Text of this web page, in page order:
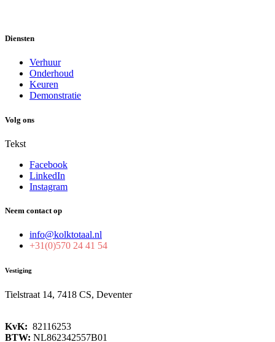
Diensten
Verhuur
Onderhoud
Keuren
Demonstratie
Volg ons
Tekst
Facebook
LinkedIn
Instagram
Neem contact op
info@kolktotaal.nl
+31(0)570 24 41 54
Vestiging
Tielstraat 14, 7418 CS, Deventer
KvK: 82116253
BTW: NL862342557B01